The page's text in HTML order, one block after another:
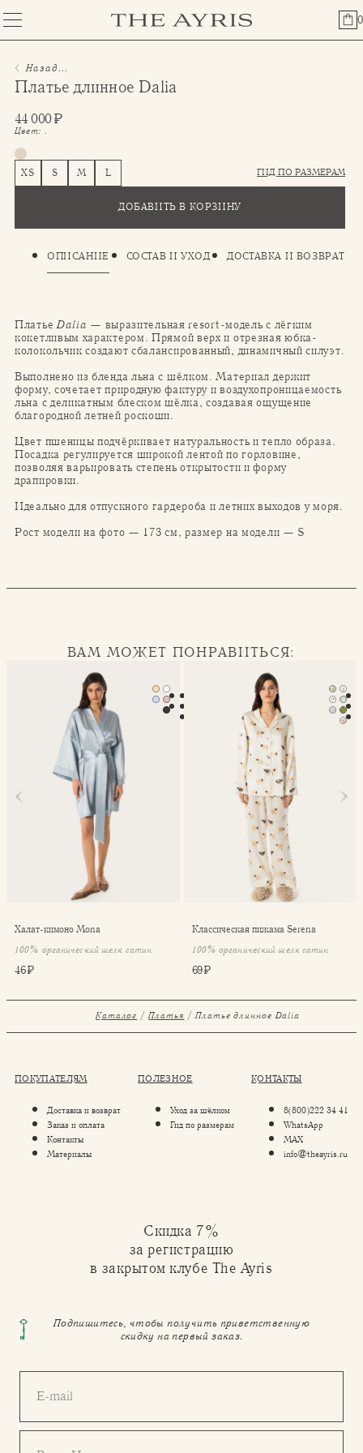
0
Назад...
Платье длинное Dalia
44 000₽
Цвет:.
S
XS M L ГИД ПО РАЗМЕРАМ
ДОБАВИТЬ В КОРЗИНУ
ОПИСАНИЕ СОСТАВ И УХОД ДОСТАВКА И ВОЗВРАТ
ПлатьеDalia — выразительная resort-модель с лёгким
кокетливым характером. Прямой верх и отрезная юбка-
колокольчик создают сбалансированный, динамичный силуэт.
Выполнено из бленда льна с шёлком. Материал держит
форму, сочетает природную фактуру и воздухопроницаемость
льна с деликатным блеском шёлка, создавая ощущение
благородной летней роскоши.
Цвет пшеницы подчёркивает натуральность и тепло образа.
Посадка регулируется широкой лентой по горловине,
позволяя варьировать степень открытости и форму
драпировки.
Идеально для отпускного гардероба и летних выходов у моря.
Рост модели на фото — 173 см, размер на модели — S
ВАМ МОЖЕТ ПОНРАВИТЬСЯ:
Халат-кимоно Mona
Халат-кимоно Mona
100% органический шелк сатин
46 ₽
Классическая пижама
Классическая пижама Serena
100% органический шелк сатин
69 ₽
Каталог Платья Платье длинное Dalia
ПОКУПАТЕЛЯМ
Доставка и возврат
Заказ и оплата
Контакты
Материалы
ПОЛЕЗНОЕ
Уход за шёлком
Гид по размерам
КОНТАКТЫ
8(800)222 34 41
WhatsApp
MAX
info@theayris.ru
Скидка 7%
за регистрацию
в закрытом клубе The Ayris
Подпишитесь, чтобы получить приветственную
скидку на первый заказ.
E-mail